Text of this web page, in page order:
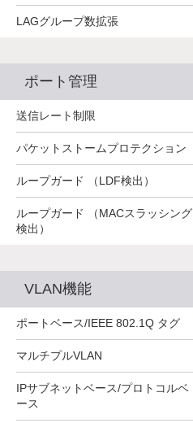
LAGグループ数拡張
ポート管理
送信レート制限
パケットストームプロテクション
ループガード （LDF検出）
ループガード （MACスラッシング
検出）
VLAN機能
ポートベース/IEEE 802.1Q タグ
マルチプルVLAN
IPサブネットベース/プロトコルベ
ース